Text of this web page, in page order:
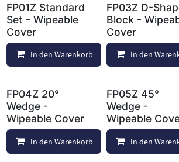
FP01Z Standard
Set - Wipeable
Cover
In den Warenkorb Vergleichen
FP03Z D-
Block -
Cover
In den
FP04Z 20°
Wedge -
Wipeable Cover
In den Warenkorb Vergleichen
FP05Z 45°
Wedge -
Wipeable
In den